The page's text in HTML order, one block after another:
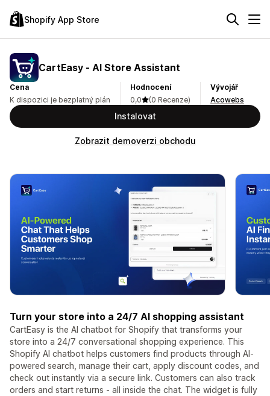
Shopify App Store
CartEasy ‑ AI Store Assistant
Cena
K dispozici je bezplatný plán
Hodnocení
0,0
(0 Recenze)
Vývojář
Acowebs
Instalovat
Zobrazit demoverzi obchodu
Turn your store into a 24/7 AI shopping assistant
CartEasy is the AI chatbot for Shopify that transforms your
store into a 24/7 conversational shopping experience. This
Shopify AI chatbot helps customers find products through AI-
powered search, manage their cart, apply discount codes, and
check out instantly via a secure link. Customers can also track
orders and start returns - all inside the chat. The widget is fully